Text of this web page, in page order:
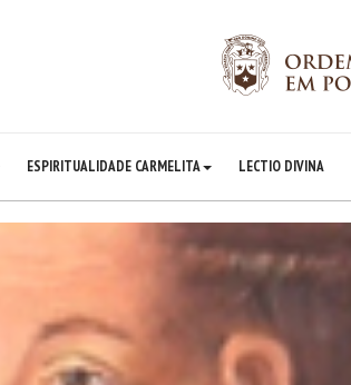
ESPIRITUALIDADE CARMELITA LECTIO DIVINA